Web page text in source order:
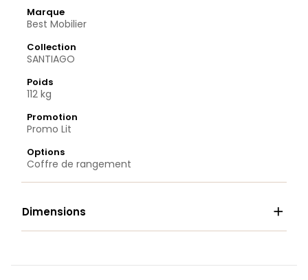
Marque
Best Mobilier
Collection
SANTIAGO
Poids
112 kg
Promotion
Promo Lit
Options
Coffre de rangement
Dimensions 